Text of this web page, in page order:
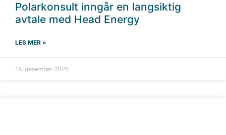
Polarkonsult inngår en langsiktig
avtale med Head Energy
LES MER »
18. desember 2025